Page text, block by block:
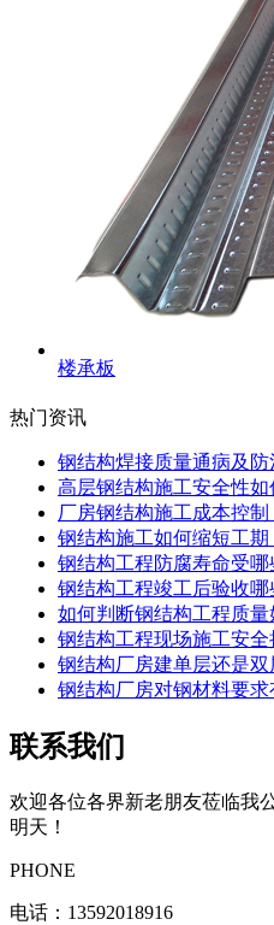
楼承板
热门资讯
钢结构焊接质量通病及防
高层钢结构施工安全性
厂房钢结构施工成本控
钢结构施工如何缩短工
钢结构工程防腐寿命受哪
钢结构工程竣工后验收哪
如何判断钢结构工程质量
钢结构工程现场施工安全
钢结构厂房建单层还是双
钢结构厂房对钢材料要求
联系我们
欢迎各位各界新老朋友莅临我
明天！
PHONE
电话： 13592018916